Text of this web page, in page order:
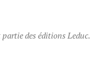
des éditions Leduc.